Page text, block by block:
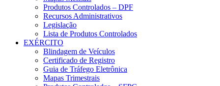
Produtos Controlados – DPF
Recursos Administrativos
Legislação
Lista de Produtos Controlados
EXÉRCITO
Blindagem de Veículos
Certificado de Registro
Guia de Tráfego Eletrônica
Mapas Trimestrais